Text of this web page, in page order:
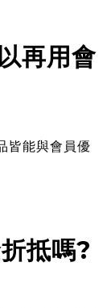
再用會
皆能與會員優
抵嗎?